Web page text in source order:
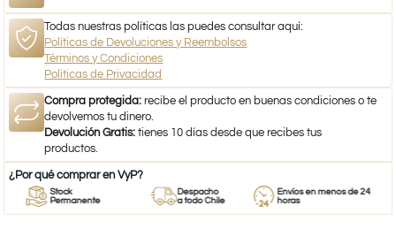
Todas nuestras políticas las puedes consultar aquí:
Políticas de Devoluciones y Reembolsos
Términos y Condiciones
Políticas de Privacidad
Compra protegida: recibe el producto en buenas condiciones o te
devolvemos tu dinero.
Devolución Gratis: tienes 10 días desde que recibes tus
productos.
¿Por qué comprar en VyP?
Stock
Permanente
Despacho
a todo Chile
Envíos en menos de 24
horas